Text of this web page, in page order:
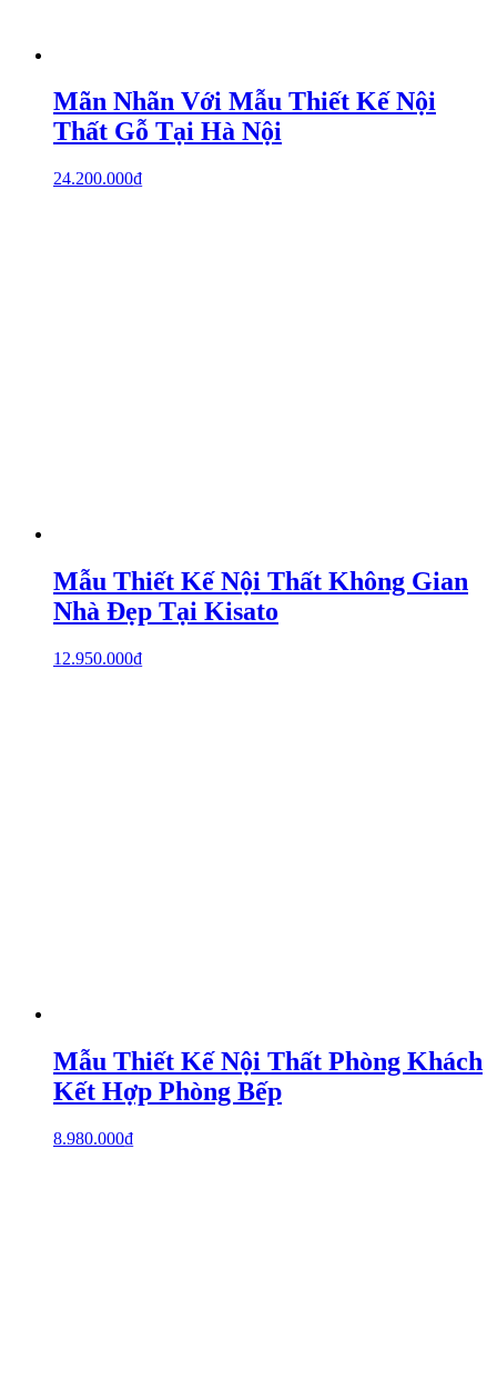
Mãn Nhãn Với Mẫu Thiết Kế Nội
Thất Gỗ Tại Hà Nội
24.200.000₫
Mẫu Thiết Kế Nội Thất Không Gian
Nhà Đẹp Tại Kisato
12.950.000₫
Mẫu Thiết Kế Nội Thất Phòng Khách
Kết Hợp Phòng Bếp
8.980.000₫